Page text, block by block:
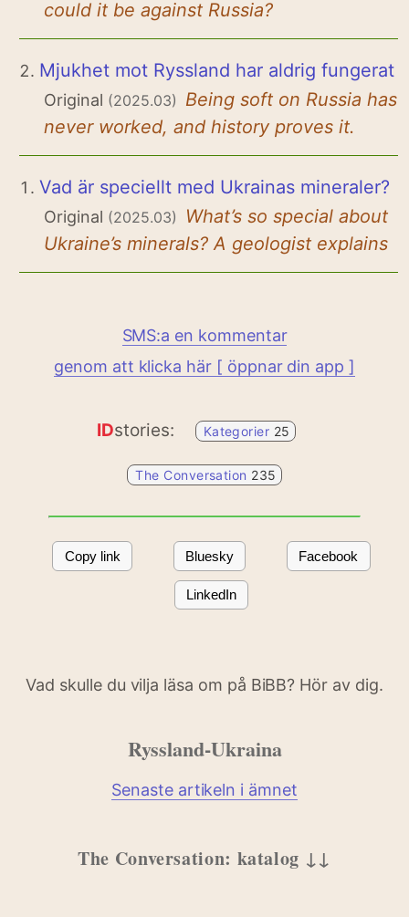
could it be against Russia?
Mjukhet mot Ryssland har aldrig fungerat
Original (2025.03) Being soft on Russia has
never worked, and history proves it.
Vad är speciellt med Ukrainas mineraler?
Original (2025.03)
What’s so special about
Ukraine’s minerals? A geologist explains
SMS:a en kommentar
genom att klicka här [ öppnar din app ]
IDstories: Kategorier 25
The Conversation 235
Copy link Bluesky Facebook
LinkedIn
Vad skulle du vilja läsa om på BiBB? Hör av dig.
Ryssland-Ukraina
Senaste artikeln i ämnet
The Conversation: katalog ↓↓